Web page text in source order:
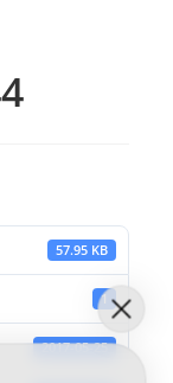
57.95 KB
1
2017-05-25